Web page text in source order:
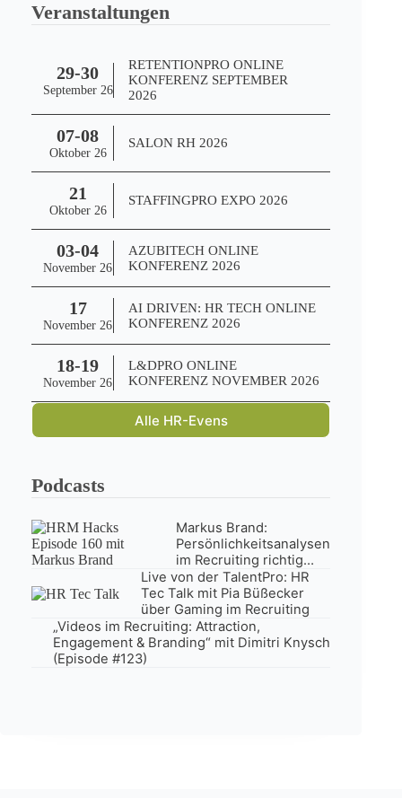
Veranstaltungen
29-30
September 26
RETENTIONPRO ONLINE
KONFERENZ SEPTEMBER
2026
07-08
Oktober 26
SALON RH 2026
21
Oktober 26
STAFFINGPRO EXPO 2026
03-04
November 26
AZUBITECH ONLINE
KONFERENZ 2026
17
November 26
AI DRIVEN: HR TECH ONLINE
KONFERENZ 2026
18-19
November 26
L&DPRO ONLINE
KONFERENZ NOVEMBER 2026
Alle HR-Evens
Podcasts
Markus Brand:
Persönlichkeitsanalysen
im Recruiting richtig
einsetzen (Episode
#160)
Live von der TalentPro: HR
Tec Talk mit Pia Büßecker
über Gaming im Recruiting
„Videos im Recruiting: Attraction,
Engagement & Branding“ mit Dimitri Knysch
(Episode #123)